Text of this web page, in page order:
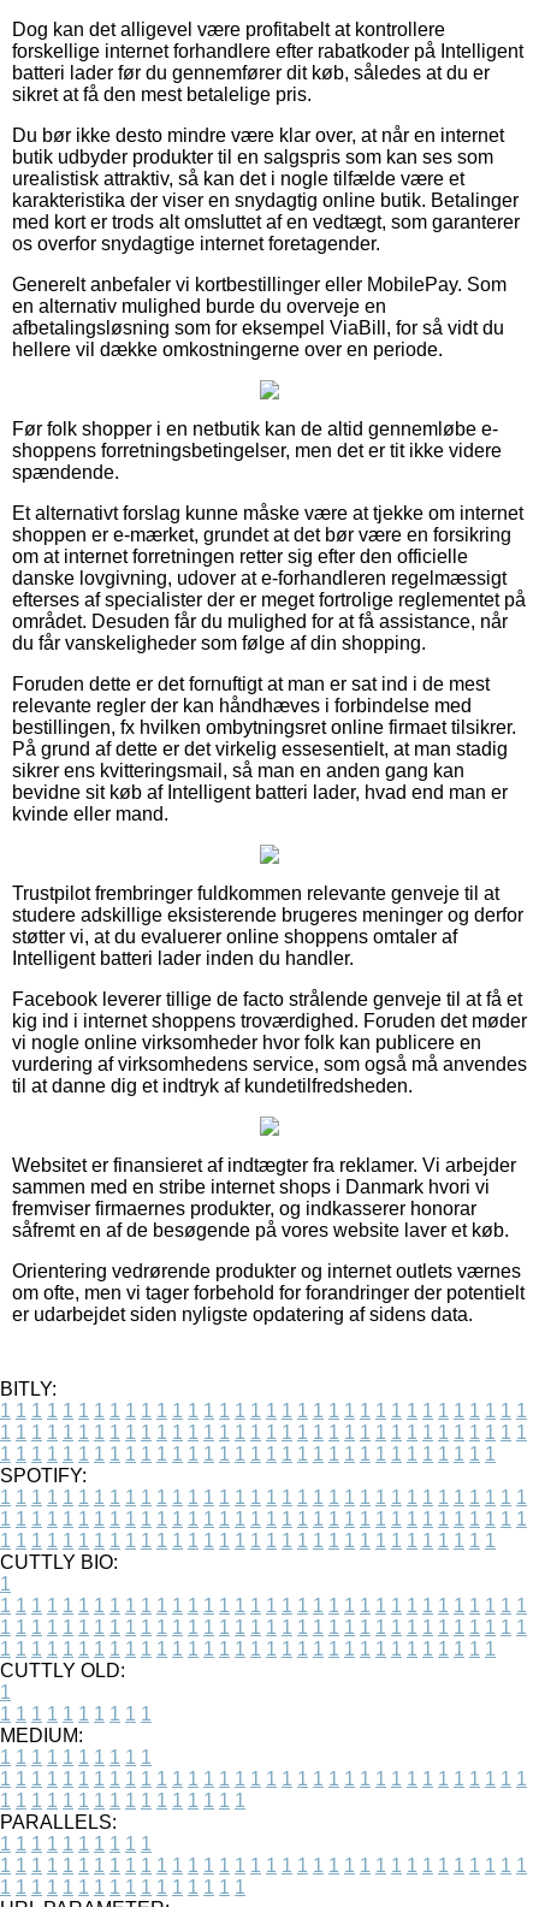
Dog kan det alligevel være profitabelt at kontrollere
forskellige internet forhandlere efter rabatkoder på Intelligent
batteri lader før du gennemfører dit køb, således at du er
sikret at få den mest betalelige pris.
Du bør ikke desto mindre være klar over, at når en internet
butik udbyder produkter til en salgspris som kan ses som
urealistisk attraktiv, så kan det i nogle tilfælde være et
karakteristika der viser en snydagtig online butik. Betalinger
med kort er trods alt omsluttet af en vedtægt, som garanterer
os overfor snydagtige internet foretagender.
Generelt anbefaler vi kortbestillinger eller MobilePay. Som
en alternativ mulighed burde du overveje en
afbetalingsløsning som for eksempel ViaBill, for så vidt du
hellere vil dække omkostningerne over en periode.
Før folk shopper i en netbutik kan de altid gennemløbe e-
shoppens forretningsbetingelser, men det er tit ikke videre
spændende.
Et alternativt forslag kunne måske være at tjekke om internet
shoppen er e-mærket, grundet at det bør være en forsikring
om at internet forretningen retter sig efter den officielle
danske lovgivning, udover at e-forhandleren regelmæssigt
efterses af specialister der er meget fortrolige reglementet på
området. Desuden får du mulighed for at få assistance, når
du får vanskeligheder som følge af din shopping.
Foruden dette er det fornuftigt at man er sat ind i de mest
relevante regler der kan håndhæves i forbindelse med
bestillingen, fx hvilken ombytningsret online firmaet tilsikrer.
På grund af dette er det virkelig essesentielt, at man stadig
sikrer ens kvitteringsmail, så man en anden gang kan
bevidne sit køb af Intelligent batteri lader, hvad end man er
kvinde eller mand.
Trustpilot frembringer fuldkommen relevante genveje til at
studere adskillige eksisterende brugeres meninger og derfor
støtter vi, at du evaluerer online shoppens omtaler af
Intelligent batteri lader inden du handler.
Facebook leverer tillige de facto strålende genveje til at få et
kig ind i internet shoppens troværdighed. Foruden det møder
vi nogle online virksomheder hvor folk kan publicere en
vurdering af virksomhedens service, som også må anvendes
til at danne dig et indtryk af kundetilfredsheden.
Websitet er finansieret af indtægter fra reklamer. Vi arbejder
sammen med en stribe internet shops i Danmark hvori vi
fremviser firmaernes produkter, og indkasserer honorar
såfremt en af de besøgende på vores website laver et køb.
Orientering vedrørende produkter og internet outlets værnes
om ofte, men vi tager forbehold for forandringer der potentielt
er udarbejdet siden nyligste opdatering af sidens data.
BITLY:
1 1 1 1 1 1 1 1 1 1 1 1 1 1 1 1 1 1 1 1 1 1 1 1 1 1 1 1 1 1 1 1 1 1
1 1 1 1 1 1 1 1 1 1 1 1 1 1 1 1 1 1 1 1 1 1 1 1 1 1 1 1 1 1 1 1 1 1
1 1 1 1 1 1 1 1 1 1 1 1 1 1 1 1 1 1 1 1 1 1 1 1 1 1 1 1 1 1 1 1
SPOTIFY:
1 1 1 1 1 1 1 1 1 1 1 1 1 1 1 1 1 1 1 1 1 1 1 1 1 1 1 1 1 1 1 1 1 1
1 1 1 1 1 1 1 1 1 1 1 1 1 1 1 1 1 1 1 1 1 1 1 1 1 1 1 1 1 1 1 1 1 1
1 1 1 1 1 1 1 1 1 1 1 1 1 1 1 1 1 1 1 1 1 1 1 1 1 1 1 1 1 1 1 1
CUTTLY BIO:
1
1 1 1 1 1 1 1 1 1 1 1 1 1 1 1 1 1 1 1 1 1 1 1 1 1 1 1 1 1 1 1 1 1 1
1 1 1 1 1 1 1 1 1 1 1 1 1 1 1 1 1 1 1 1 1 1 1 1 1 1 1 1 1 1 1 1 1 1
1 1 1 1 1 1 1 1 1 1 1 1 1 1 1 1 1 1 1 1 1 1 1 1 1 1 1 1 1 1 1 1
CUTTLY OLD:
1
1 1 1 1 1 1 1 1 1 1
MEDIUM:
1 1 1 1 1 1 1 1 1 1
1 1 1 1 1 1 1 1 1 1 1 1 1 1 1 1 1 1 1 1 1 1 1 1 1 1 1 1 1 1 1 1 1 1
1 1 1 1 1 1 1 1 1 1 1 1 1 1 1 1
PARALLELS:
1 1 1 1 1 1 1 1 1 1
1 1 1 1 1 1 1 1 1 1 1 1 1 1 1 1 1 1 1 1 1 1 1 1 1 1 1 1 1 1 1 1 1 1
1 1 1 1 1 1 1 1 1 1 1 1 1 1 1 1